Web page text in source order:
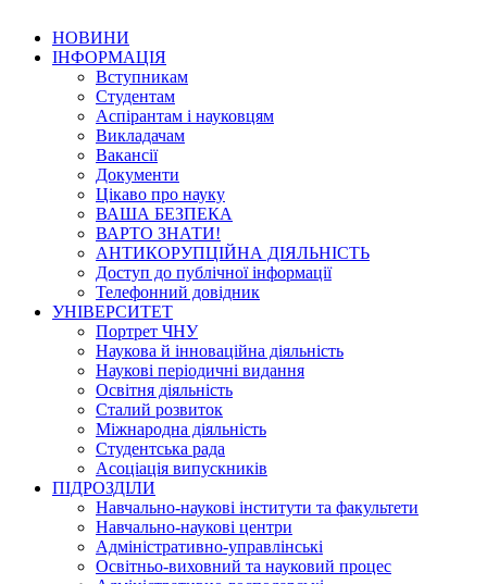
НОВИНИ
ІНФОРМАЦІЯ
Вступникам
Студентам
Аспірантам і науковцям
Викладачам
Вакансії
Документи
Цікаво про науку
ВАША БЕЗПЕКА
ВАРТО ЗНАТИ!
АНТИКОРУПЦІЙНА ДІЯЛЬНІСТЬ
Доступ до публічної інформації
Телефонний довідник
УНІВЕРСИТЕТ
Портрет ЧНУ
Наукова й інноваційна діяльність
Наукові періодичні видання
Освітня діяльність
Сталий розвиток
Міжнародна діяльність
Студентська рада
Асоціація випускників
ПІДРОЗДІЛИ
Навчально-наукові інститути та факультети
Навчально-наукові центри
Адміністративно-управлінські
Освітньо-виховний та науковий процес